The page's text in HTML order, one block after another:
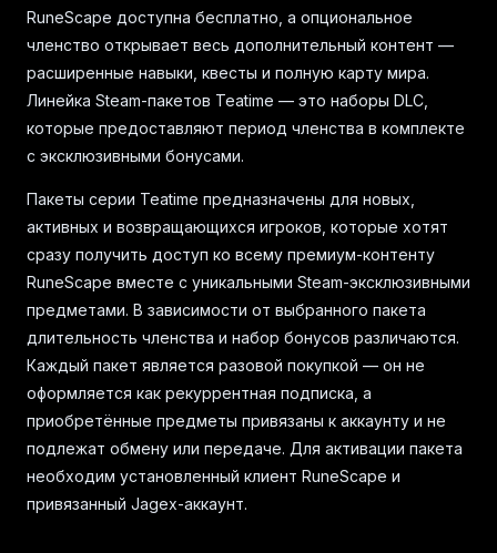
RuneScape доступна бесплатно, а опциональное
членство открывает весь дополнительный контент —
расширенные навыки, квесты и полную карту мира.
Линейка Steam-пакетов Teatime — это наборы DLC,
которые предоставляют период членства в комплекте
с эксклюзивными бонусами.
Пакеты серии Teatime предназначены для новых,
активных и возвращающихся игроков, которые хотят
сразу получить доступ ко всему премиум-контенту
RuneScape вместе с уникальными Steam-эксклюзивными
предметами. В зависимости от выбранного пакета
длительность членства и набор бонусов различаются.
Каждый пакет является разовой покупкой — он не
оформляется как рекуррентная подписка, а
приобретённые предметы привязаны к аккаунту и не
подлежат обмену или передаче. Для активации пакета
необходим установленный клиент RuneScape и
привязанный Jagex-аккаунт.